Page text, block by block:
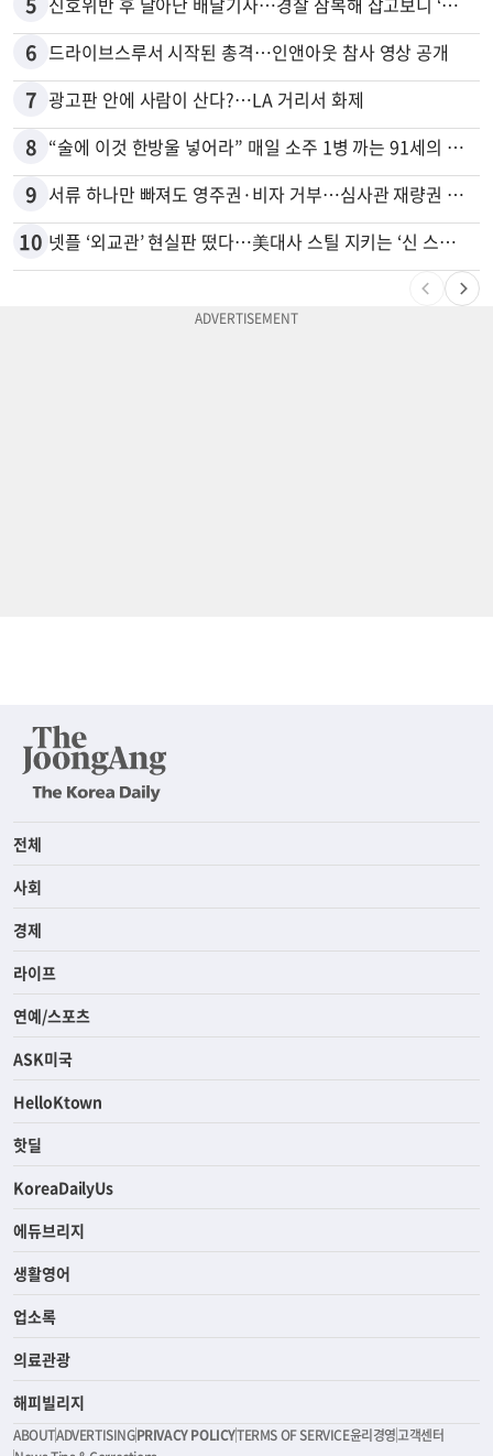
6 드라이브스루서 시작된 총격…인앤아웃 참사 영상 공개
7 광고판 안에 사람이 산다?…LA 거리서 화제
8 “술에 이것 한방울 넣어라” 매일 소주 1병 까는 91세의 철칙
9 서류 하나만 빠져도 영주권·비자 거부…심사관 재량권 대폭 확대
10 넷플 ‘외교관’ 현실판 떴다…美대사 스틸 지키는 ‘신 스틸러’
전체
사회
경제
라이프
연예/스포츠
ASK미국
HelloKtown
핫딜
KoreaDailyUs
에듀브리지
생활영어
업소록
의료관광
해피빌리지
ABOUTADVERTISINGPRIVACY POLICYTERMS OF SERVICE윤리경영고객센터